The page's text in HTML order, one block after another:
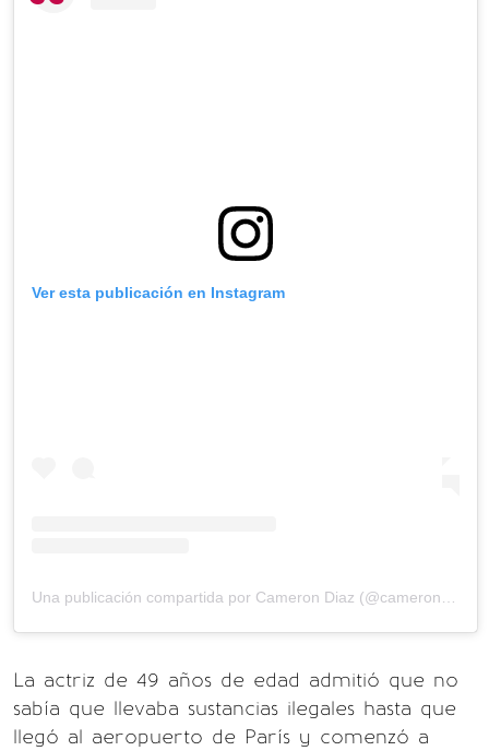
Ver esta publicación en Instagram
La actriz de 49 años de edad admitió que no
sabía que llevaba sustancias ilegales hasta que
llegó al aeropuerto de París y comenzó a